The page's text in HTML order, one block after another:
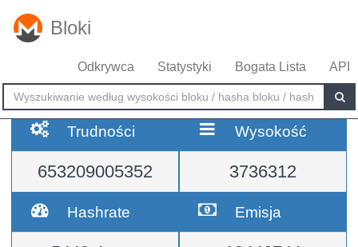
Bloki
Odkrywca Statystyki Bogata Lista API
Trudności
653209005352
Wysokość
3736312
Hashrate Emisja